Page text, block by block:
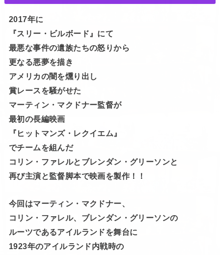
2017年に
『スリー・ビルボード』にて
最悪な事件の遺族たちの怒りから
更なる悪夢を描き
アメリカの闇を燻り出し
賞レースを騒がせた
マーティン・マクドナー監督が
最初の長編映画
『ヒットマンズ・レクイエム』
でチームを組んだ
コリン・ファレルとブレンダン・グリーソンと
再び主演と監督脚本で映画を製作！！
今回はマーティン・マクドナー、
コリン・ファレル、ブレンダン・グリーソンの
ルーツであるアイルランドを舞台に
1923年のアイルランド内戦時の